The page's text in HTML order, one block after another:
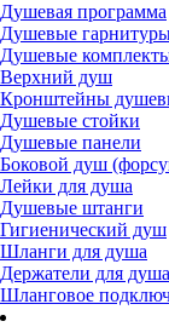
Душевая программа
Душевые
Душевые
Верхний душ
Кронштейны
Душевые стойки
Душевые панели
Боковой душ
Лейки для душа
Душевые штанги
Гигиенический душ
Шланги для душа
Держатели для душа
Шланговое